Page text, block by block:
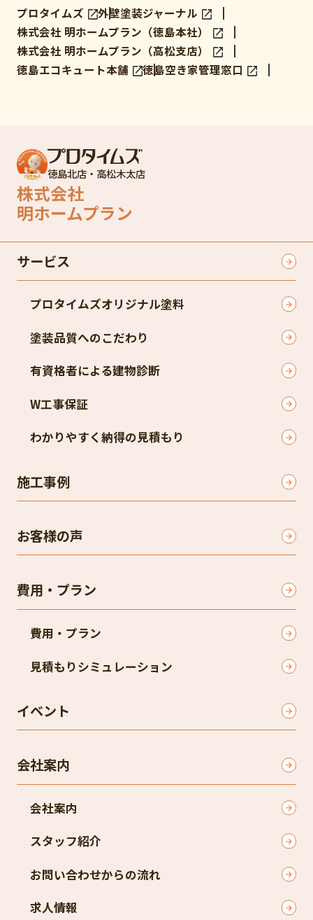
プロタイムズ
外壁塗装ジャーナル
株式会社 明ホームプラン（徳島本社）
株式会社 明ホームプラン（高松支店）
徳島エコキュート本舗
徳島空き家管理窓口
徳島北店・高松木太店
株式会社
明ホームプラン
サービス
プロタイムズオリジナル塗料
塗装品質へのこだわり
有資格者による建物診断
W工事保証
わかりやすく納得の見積もり
施工事例
お客様の声
費用・プラン
費用・プラン
見積もりシミュレーション
イベント
会社案内
会社案内
スタッフ紹介
お問い合わせからの流れ
求人情報